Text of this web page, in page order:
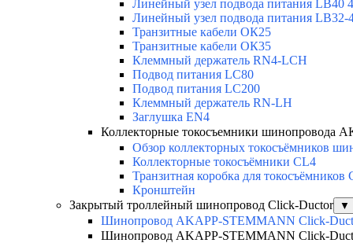
Линейный узел подвода питания LB40
Линейный узел подвода питания LB32-
Транзитные кабели ОК25
Транзитные кабели ОК35
Клеммный держатель RN4-LCH
Подвод питания LC80
Подвод питания LC200
Клеммный держатель RN-LH
Заглушка EN4
Коллекторные токосъемники шинопровода
Обзор коллекторных токосъёмников
Коллекторные токосъёмники CL4
Транзитная коробка для токосъёмников
Кронштейн
Закрытый троллейный шинопровод Click-Ductor
▼
Шинопровод AKAPP-STEMMANN Click-
Шинопровод AKAPP-STEMMANN Click-